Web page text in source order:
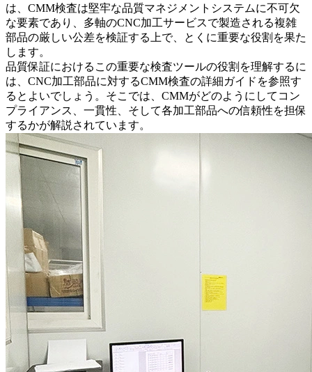
は、CMM検査は堅牢な品質マネジメントシステムに不可欠
な要素であり、多軸のCNC加工サービスで製造される複雑
部品の厳しい公差を検証する上で、とくに重要な役割を果た
します。
品質保証におけるこの重要な検査ツールの役割を理解するに
は、 CNC加工部品に対するCMM検査の詳細ガイド を参照す
るとよいでしょう。そこでは、CMMがどのようにしてコン
プライアンス、一貫性、そして各加工部品への信頼性を担保
するかが解説されています。